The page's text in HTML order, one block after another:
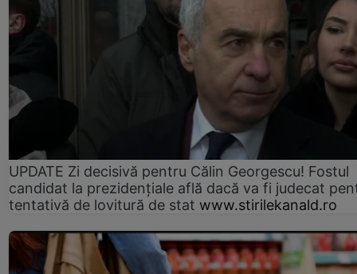
UPDATE Zi decisivă pentru Călin Georgescu! Fostul
candidat la prezidențiale află dacă va fi judecat
tentativă de lovitură de stat www.stirilekanald.ro